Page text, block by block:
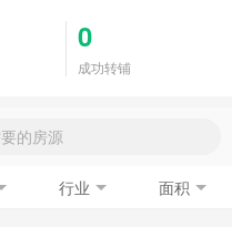
0
成功转铺
行业 面积